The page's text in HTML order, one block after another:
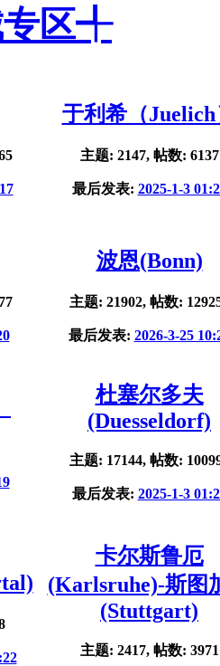
区╃
于利希（Juelich
主题: 2147, 帖数: 6137
最后发表: 2025-1-3
波恩(Bonn)
主题: 21902, 帖数:
最后发表: 2026-3-25
杜塞尔多夫
(Duesseldorf)
主题: 17144, 帖数:
最后发表: 2025-1-3
卡尔斯鲁厄
(Karlsruhe)-斯图
(Stuttgart)
主题: 2417, 帖数: 3971